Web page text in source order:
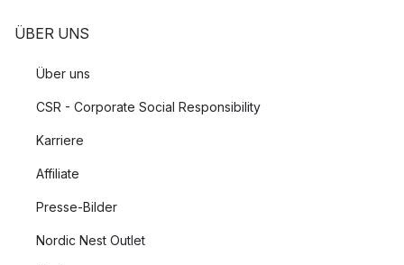
ÜBER UNS
Über uns
CSR - Corporate Social Responsibility
Karriere
Affiliate
Presse-Bilder
Nordic Nest Outlet